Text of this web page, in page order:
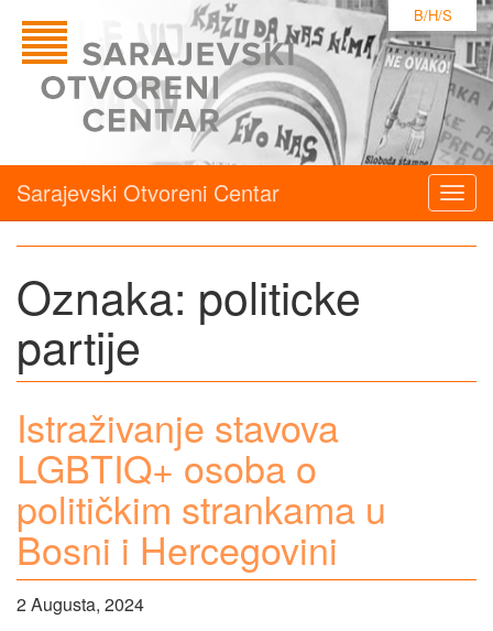
B/H/S
Sarajevski Otvoreni Centar
Oznaka: politicke
partije
Istraživanje stavova
LGBTIQ+ osoba o
političkim strankama u
Bosni i Hercegovini
2 Augusta, 2024